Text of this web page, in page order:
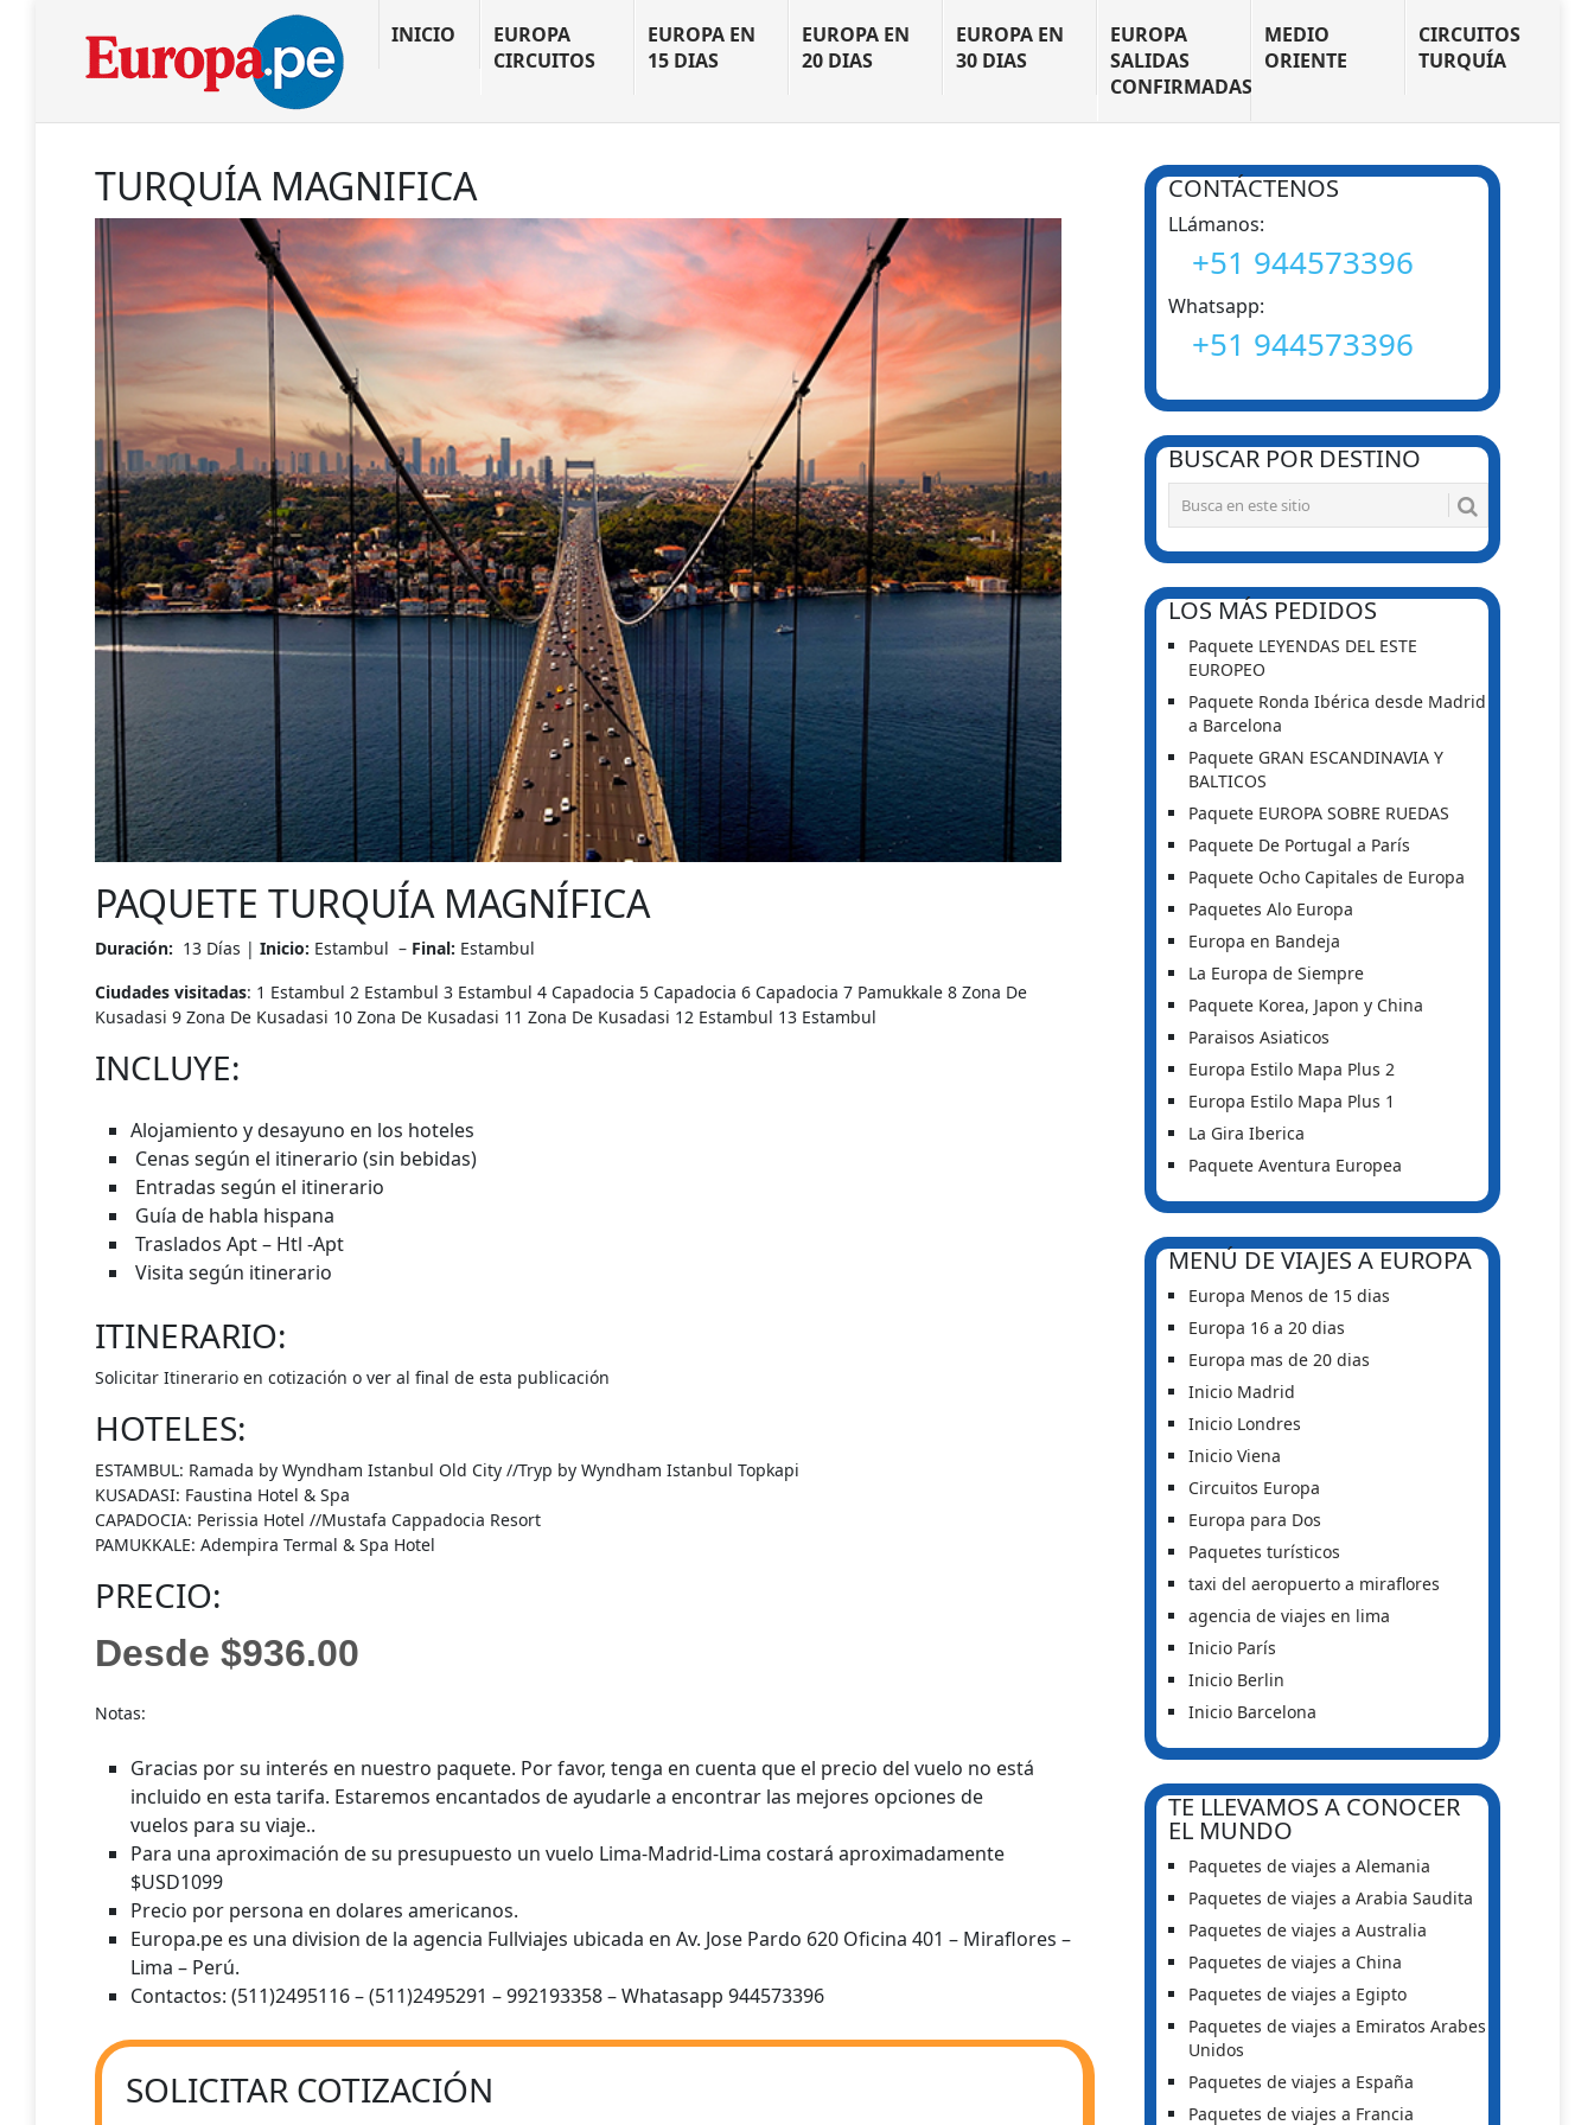
INICIO
EUROPA
CIRCUITOS
EUROPA EN
15 DIAS
EUROPA EN
20 DIAS
EUROPA EN
30 DIAS
EUROPA
SALIDAS
CONFIRMADAS
MEDIO
ORIENTE
CIRCUITOS
TURQUÍA
TURQUÍA MAGNIFICA
PAQUETE TURQUÍA MAGNÍFICA
Duración: 13 Días | Inicio: Estambul – Final: Estambul
Ciudades visitadas: 1 Estambul 2 Estambul 3 Estambul 4 Capadocia 5 Capadocia 6 Capadocia 7 Pamukkale 8 Zona De
Kusadasi 9 Zona De Kusadasi 10 Zona De Kusadasi 11 Zona De Kusadasi 12 Estambul 13 Estambul
INCLUYE:
Alojamiento y desayuno en los hoteles
Cenas según el itinerario (sin bebidas)
Entradas según el itinerario
Guía de habla hispana
Traslados Apt – Htl -Apt
Visita según itinerario
ITINERARIO:
Solicitar Itinerario en cotización o ver al final de esta publicación
HOTELES:
ESTAMBUL: Ramada by Wyndham Istanbul Old City //Tryp by Wyndham Istanbul Topkapi
KUSADASI: Faustina Hotel & Spa
CAPADOCIA: Perissia Hotel //Mustafa Cappadocia Resort
PAMUKKALE: Adempira Termal & Spa Hotel
PRECIO:
Desde $936.00
Notas:
Gracias por su interés en nuestro paquete. Por favor, tenga en cuenta que el precio del vuelo no está
incluido en esta tarifa. Estaremos encantados de ayudarle a encontrar las mejores opciones de
vuelos para su viaje..
Para una aproximación de su presupuesto un vuelo Lima-Madrid-Lima costará aproximadamente
$USD1099
Precio por persona en dolares americanos.
Europa.pe es una division de la agencia Fullviajes ubicada en Av. Jose Pardo 620 Oficina 401 – Miraflores –
Lima – Perú.
Contactos: (511)2495116 – (511)2495291 – 992193358 – Whatasapp 944573396
SOLICITAR COTIZACIÓN
CONTÁCTENOS
LLámanos:
+51 944573396
Whatsapp:
+51 944573396
BUSCAR POR DESTINO
LOS MÁS PEDIDOS
Paquete LEYENDAS DEL ESTE
EUROPEO
Paquete Ronda Ibérica desde Madrid
a Barcelona
Paquete GRAN ESCANDINAVIA Y
BALTICOS
Paquete EUROPA SOBRE RUEDAS
Paquete De Portugal a París
Paquete Ocho Capitales de Europa
Paquetes Alo Europa
Europa en Bandeja
La Europa de Siempre
Paquete Korea, Japon y China
Paraisos Asiaticos
Europa Estilo Mapa Plus 2
Europa Estilo Mapa Plus 1
La Gira Iberica
Paquete Aventura Europea
MENÚ DE VIAJES A EUROPA
Europa Menos de 15 dias
Europa 16 a 20 dias
Europa mas de 20 dias
Inicio Madrid
Inicio Londres
Inicio Viena
Circuitos Europa
Europa para Dos
Paquetes turísticos
taxi del aeropuerto a miraflores
agencia de viajes en lima
Inicio París
Inicio Berlin
Inicio Barcelona
TE LLEVAMOS A CONOCER
EL MUNDO
Paquetes de viajes a Alemania
Paquetes de viajes a Arabia Saudita
Paquetes de viajes a Australia
Paquetes de viajes a China
Paquetes de viajes a Egipto
Paquetes de viajes a Emiratos Arabes
Unidos
Paquetes de viajes a España
Paquetes de viajes a Francia